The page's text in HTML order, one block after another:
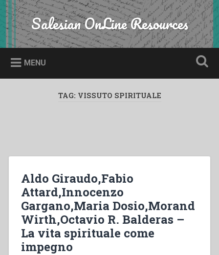
Skip
to
content
Search Salesian OnLine Resources
MENU
TAG: VISSUTO SPIRITUALE
Aldo Giraudo,Fabio
Attard,Innocenzo
Gargano,Maria Dosio,Morand
Wirth,Octavio R. Balderas –
La vita spirituale come
impegno